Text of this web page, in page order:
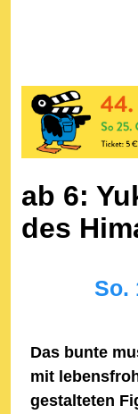
ab 6:
des
So.
Das bunte
mit
gestalteten